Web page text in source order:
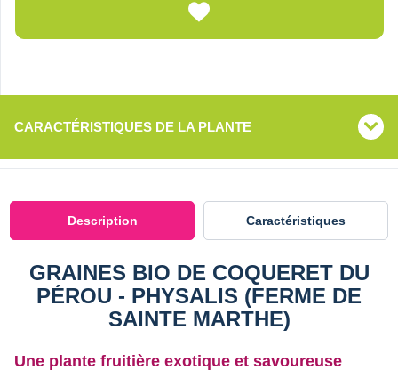
CARACTÉRISTIQUES DE LA PLANTE
Description Caractéristiques
GRAINES BIO DE COQUERET DU
PÉROU - PHYSALIS (FERME DE
SAINTE MARTHE)
Une plante fruitière exotique et savoureuse